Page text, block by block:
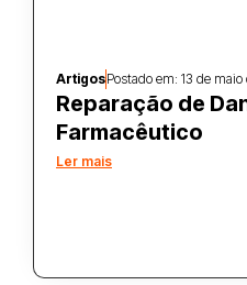
ArtigosPostado em: 13 de maio
Reparação de
Farmacêutico
Ler mais